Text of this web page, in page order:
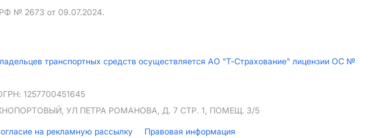
№ 2673 от 09.07.2024.
транспортных средств осуществляется АО "Т-Страхование" лицензии ОС №
1257700451645
УЛ ПЕТРА РОМАНОВА, Д. 7 СТР. 1, ПОМЕЩ. 3/5
на рекламную рассылку Правовая информация